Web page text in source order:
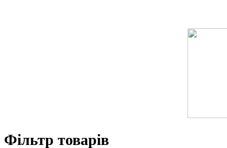
Фільтр товарів